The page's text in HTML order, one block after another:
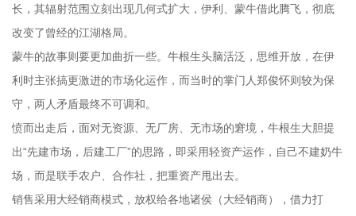
长，其辐射范围立刻出现几何式扩大，伊利、蒙牛借此腾飞，彻底
改变了曾经的江湖格局。
蒙牛的故事则要更加曲折一些。牛根生头脑活泛，思维开放，在伊
利时主张搞更激进的市场化运作，而当时的掌门人郑俊怀则较为保
守，两人矛盾最终不可调和。
愤而出走后，面对无资源、无厂房、无市场的窘境，牛根生大胆提
出“先建市场，后建工厂”的思路，即采用轻资产运作，自己不建奶牛
场，而是联手农户、合作社，把重资产甩出去。
销售采用大经销商模式，放权给各地诸侯（大经销商），借力打